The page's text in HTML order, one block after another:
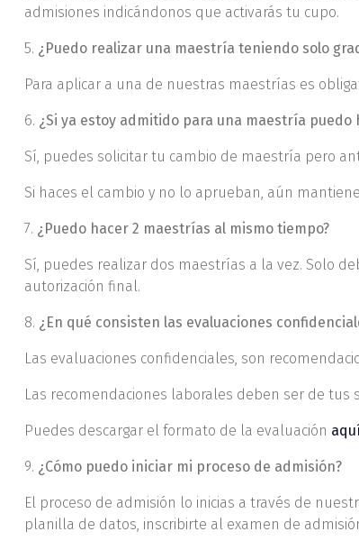
admisiones indicándonos que activarás tu cupo.
5. ¿Puedo realizar una maestría teniendo solo
Para aplicar a una de nuestras maestrías es
6. ¿Si ya estoy admitido para una maestría
Sí, puedes solicitar tu cambio de maestría pero
Si haces el cambio y no lo aprueban, aún
7. ¿Puedo hacer 2 maestrías al mismo tiempo?
Sí, puedes realizar dos maestrías a la vez. Solo
autorización final.
8. ¿En qué consisten las evaluaciones
Las evaluaciones confidenciales, son
Las recomendaciones laborales deben ser de
Puedes descargar el formato de la evaluación
9. ¿Cómo puedo iniciar mi proceso de admisión?
El proceso de admisión lo inicias a través de
planilla de datos, inscribirte al examen de